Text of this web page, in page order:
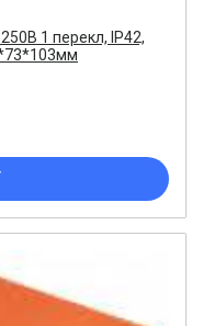
1 перекл, IP42,